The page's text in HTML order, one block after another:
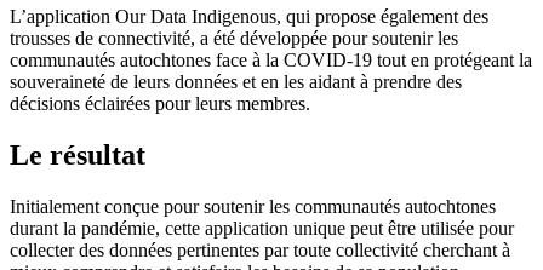
L’application Our Data Indigenous, qui propose également des
trousses de connectivité, a été développée pour soutenir les
communautés autochtones face à la COVID-19 tout en protégeant la
souveraineté de leurs données et en les aidant à prendre des
décisions éclairées pour leurs membres.
Le résultat
Initialement conçue pour soutenir les communautés autochtones
durant la pandémie, cette application unique peut être utilisée pour
collecter des données pertinentes par toute collectivité cherchant à